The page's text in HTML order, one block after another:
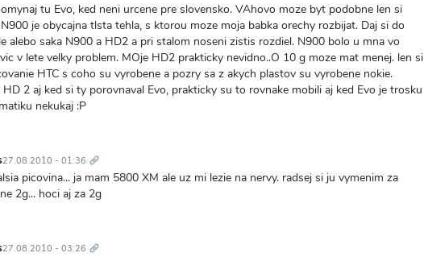
tu Evo, ked neni urcene pre slovensko. VAhovo moze byt podobne len si
je obycajna tlsta tehla, s ktorou moze moja babka orechy rozbijat. Daj si do
alebo saka N900 a HD2 a pri stalom noseni zistis rozdiel. N900 bolo u mna vo
v lete velky problem. MOje HD2 prakticky nevidno..O 10 g moze mat menej. len si
HTC s coho su vyrobene a pozry sa z akych plastov su vyrobene nokie.
2 aj ked si ty porovnaval Evo, prakticky su to rovnake mobili aj ked Evo je trosku
nekukaj :P
27.08.2010 - 01:36 odkaz
picovina... ja mam 5800 XM ale uz mi lezie na nervy. radsej si ju vymenim za
2g... hoci aj za 2g
27.08.2010 - 03:26 odkaz